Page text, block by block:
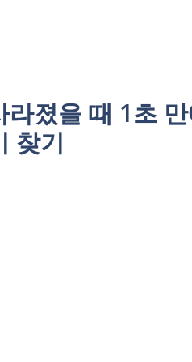
졌을 때 1초
찾기